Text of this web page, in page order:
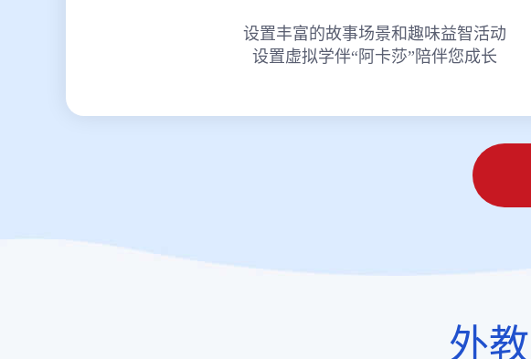
设置丰富的故事场景和趣味益智活动
设置虚拟学伴“阿卡莎”陪伴您成长
外教